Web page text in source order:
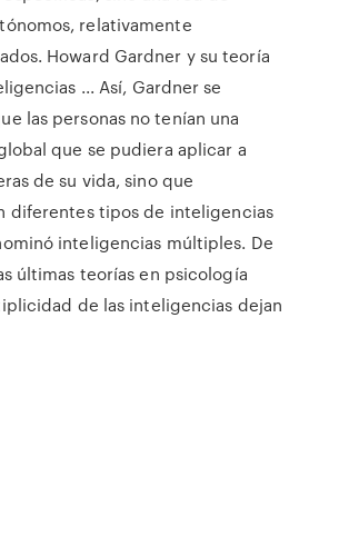
relativamente
Howard Gardner y su teoría
... Así, Gardner se
las personas no tenían una
que se pudiera aplicar a
de su vida, sino que
diferentes tipos de inteligencias
inteligencias múltiples. De
últimas teorías en psicología
de las inteligencias dejan